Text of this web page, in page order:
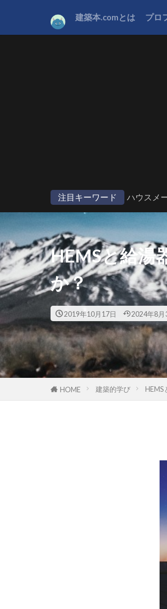
建築本.comとは プロ
注目キーワード ハウスメ
HEMSと給湯
か？
2019年10月17日 2024年8月
HOME 建築的学び HEMS